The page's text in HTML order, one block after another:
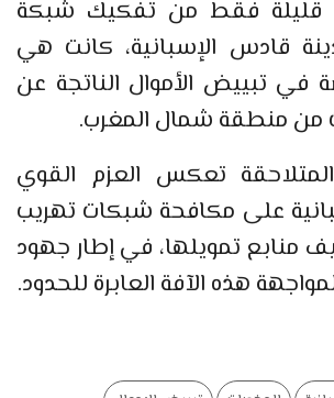
قليلة فقط من تفكيك شبكة
قادس الإسبانية، كانت هي
في تبييض الأموال الناتجة عن
من منطقة شمال المغرب.
تعكس العزم القوي
على مكافحة شبكات تهريب
منابع تمويلها، في إطار جهود
هذه الآفة العابرة للحدود.